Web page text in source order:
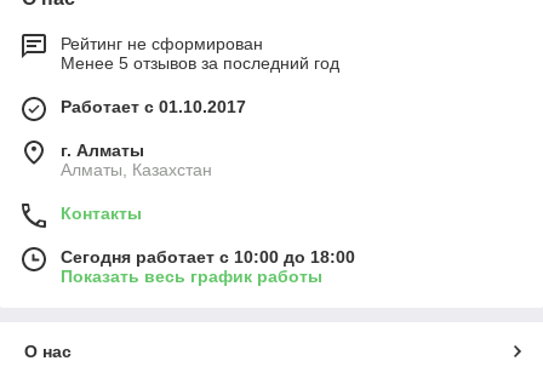
Рейтинг не сформирован
Менее 5 отзывов за последний год
Работает с 01.10.2017
г. Алматы
Алматы, Казахстан
Контакты
Сегодня работает с 10:00 до 18:00
Показать весь график работы
О нас